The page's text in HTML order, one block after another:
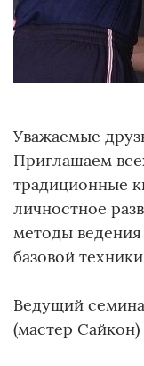
Уважаемые
Приглашаем
традиционные
личностное
методы ведения
базовой
Ведущий
(мастер Сайкон)